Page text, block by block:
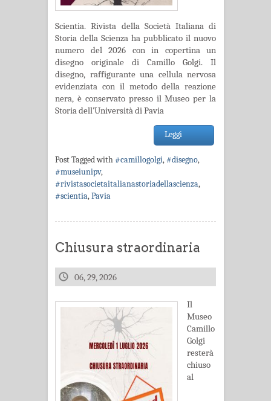
Scientia. Rivista della Società Italiana di
Storia della Scienza ha pubblicato il nuovo
numero del 2026 con in copertina un
disegno originale di Camillo Golgi. Il
disegno, raffigurante una cellula nervosa
evidenziata con il metodo della reazione
nera, è conservato presso il Museo per la
Storia dell’Università di Pavia
Leggi
Post Tagged with#camillogolgi,#disegno,
#museiunipv,
#rivistasocietaitalianastoriadellascienza,
#scientia,Pavia
Chiusura straordinaria
06, 29, 2026
Il
Museo
Camillo
Golgi
resterà
chiuso
al